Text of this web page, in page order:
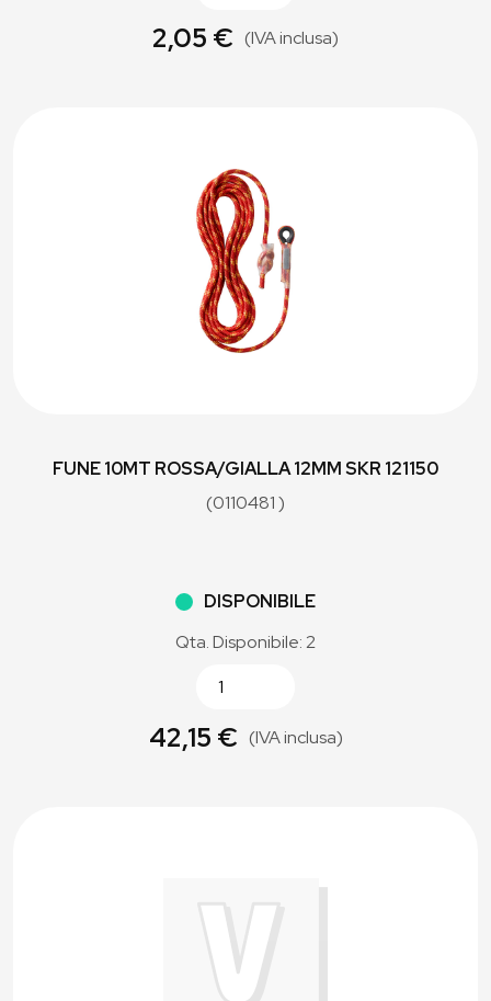
2,05 € (IVA inclusa)
FUNE 10MT ROSSA/GIALLA 12MM SKR 121150
(0110481 )
DISPONIBILE
Qta. Disponibile: 2
42,15 € (IVA inclusa)